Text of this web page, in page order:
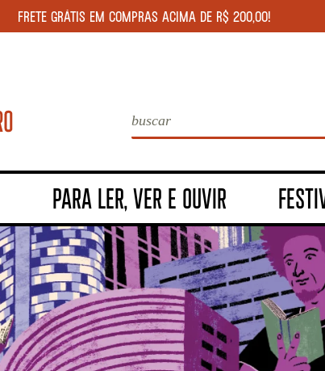
FRETE GRÁTIS EM COMPRAS ACIMA DE R$ 200,00!
PARA LER, VER E OUVIR